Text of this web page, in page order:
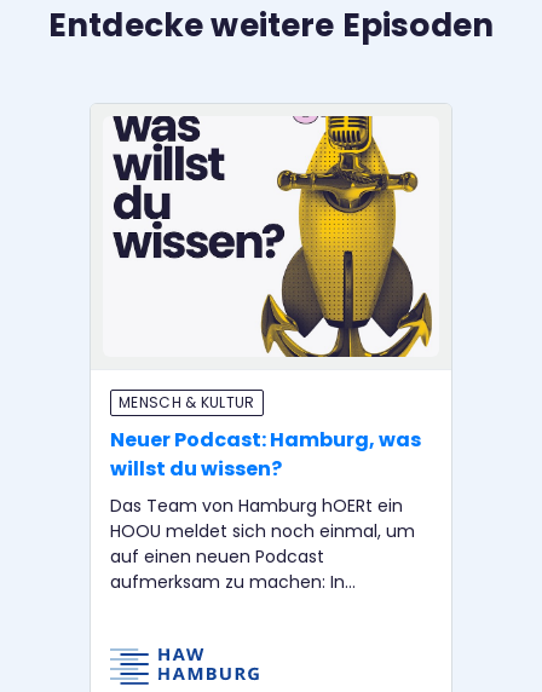
Entdecke weitere Episoden
MENSCH & KULTUR
Neuer Podcast: Hamburg, was
willst du wissen?
Das Team von Hamburg hOERt ein
HOOU meldet sich noch einmal, um
auf einen neuen Podcast
aufmerksam zu machen: In
Christian Friedrich mit bekannten
Menschen aus Hamburg darüber, was